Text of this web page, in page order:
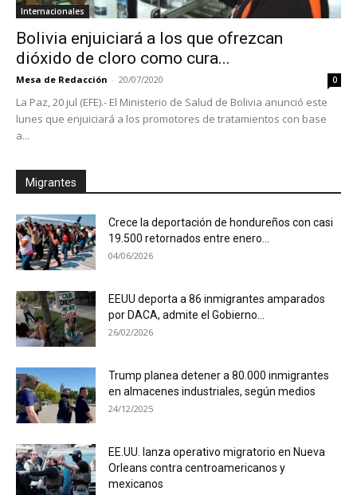
Internacionales
Bolivia enjuiciará a los que ofrezcan
dióxido de cloro como cura...
Mesa de Redacción - 20/07/2020 0
La Paz, 20 jul (EFE).- El Ministerio de Salud de Bolivia anunció este
lunes que enjuiciará a los promotores de tratamientos con base
a...
Migrantes
Crece la deportación de hondureños con casi
19.500 retornados entre enero...
04/06/2026
EEUU deporta a 86 inmigrantes amparados
por DACA, admite el Gobierno...
26/02/2026
Trump planea detener a 80.000 inmigrantes
en almacenes industriales, según medios
24/12/2025
EE.UU. lanza operativo migratorio en Nueva
Orleans contra centroamericanos y
mexicanos